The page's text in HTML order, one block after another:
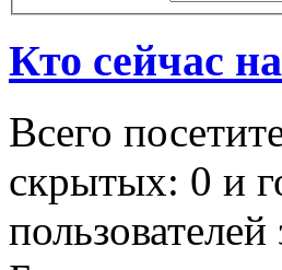
Кто сейчас
Всего
скрытых: 0 и